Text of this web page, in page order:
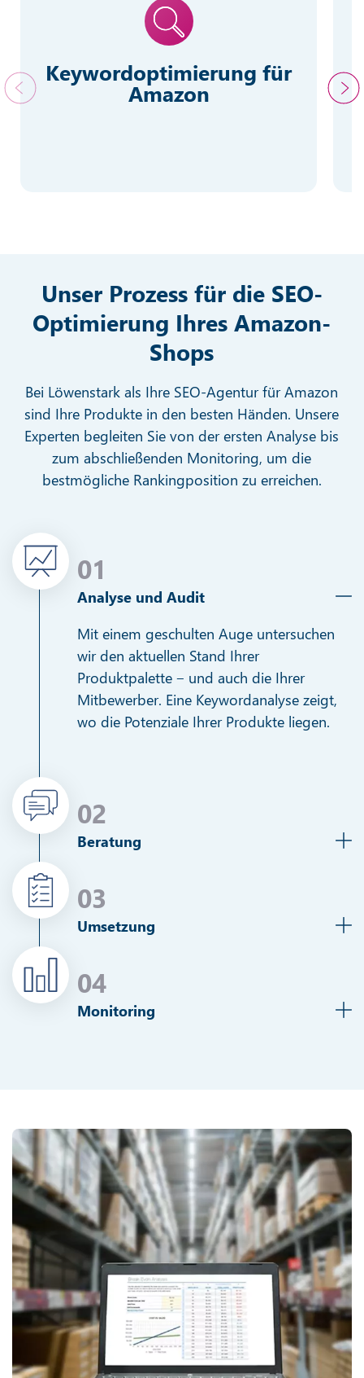
Keywordoptimierung für
Amazon
Unser Prozess für die SEO-
Optimierung Ihres Amazon-
Shops
Bei Löwenstark als Ihre SEO-Agentur für Amazon
sind Ihre Produkte in den besten Händen. Unsere
Experten begleiten Sie von der ersten Analyse bis
zum abschließenden Monitoring, um die
bestmögliche Rankingposition zu erreichen.
01
Analyse und Audit
Mit einem geschulten Auge untersuchen
wir den aktuellen Stand Ihrer
Produktpalette ‒ und auch die Ihrer
Mitbewerber. Eine Keywordanalyse zeigt,
wo die Potenziale Ihrer Produkte liegen.
02
Beratung
03
Umsetzung
04
Monitoring